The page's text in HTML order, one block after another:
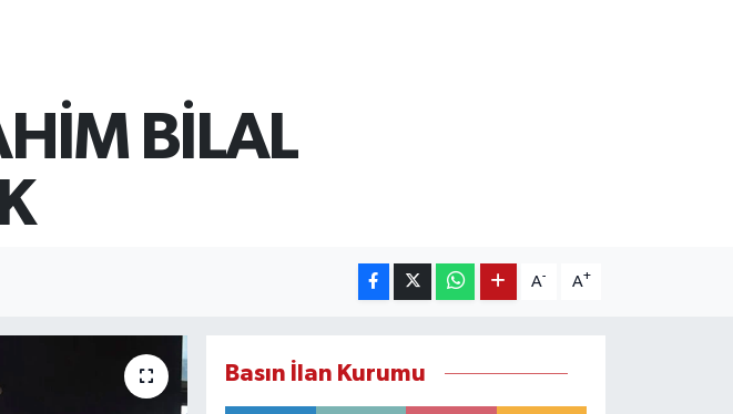
BİLAL
A- A+
Basın İlan Kurumu